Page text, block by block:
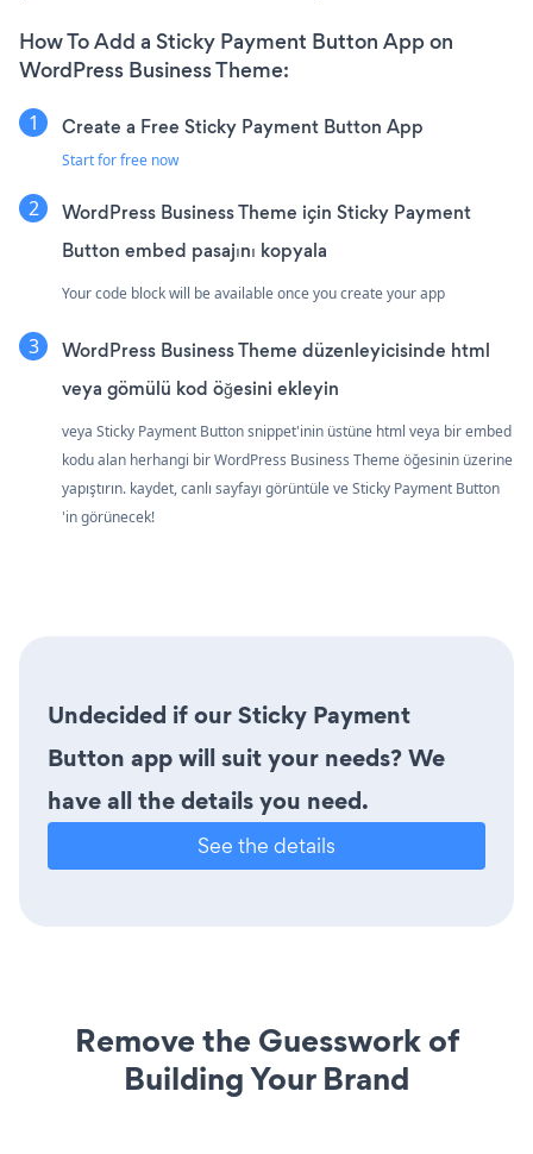
How To Add a Sticky Payment Button App on
WordPress Business Theme:
Create a Free Sticky Payment Button App
Start for free now
WordPress Business Theme için Sticky Payment
Button embed pasajını kopyala
Your code block will be available once you create your app
WordPress Business Theme düzenleyicisinde html
veya gömülü kod öğesini ekleyin
veya Sticky Payment Button snippet'inin üstüne html veya bir embed
kodu alan herhangi bir WordPress Business Theme öğesinin üzerine
yapıştırın. kaydet, canlı sayfayı görüntüle ve Sticky Payment Button
'in görünecek!
Undecided if our Sticky Payment
Button app will suit your needs? We
have all the details you need.
See the details
Remove the Guesswork of
Building Your Brand